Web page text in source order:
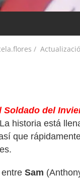
/
Soldado del
historia está
que
Sam